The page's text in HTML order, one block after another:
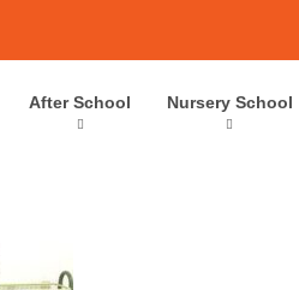
After School Nursery School